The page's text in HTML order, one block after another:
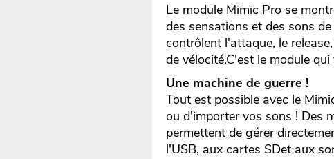
Le module Mimic Pro se
des sensations et des sons
contrôlent l'attaque, le
de vélocité.C'est le module
Une machine de guerre !
Tout est possible avec le
ou d'importer vos sons ! Des
permettent de gérer
l'USB, aux cartes SDet aux